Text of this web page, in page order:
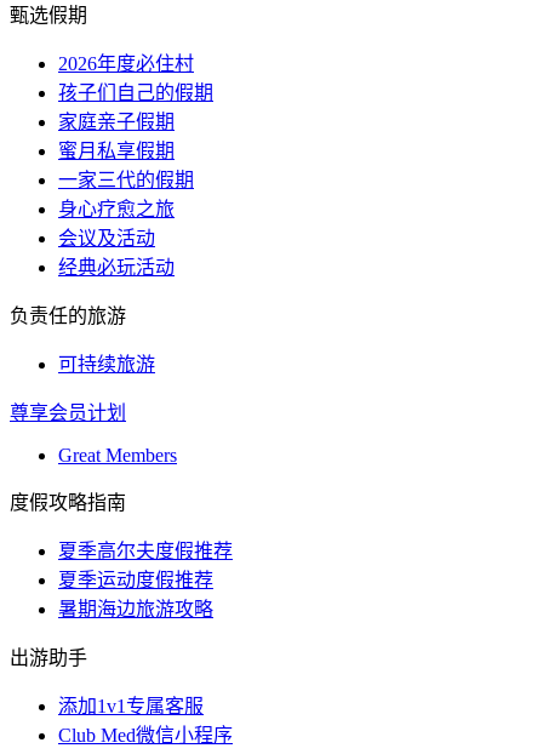
甄选假期
2026年度必住村
孩子们自己的假期
家庭亲子假期
蜜月私享假期
一家三代的假期
身心疗愈之旅
会议及活动
经典必玩活动
负责任的旅游
可持续旅游
尊享会员计划
Great Members
度假攻略指南
夏季高尔夫度假推荐
夏季运动度假推荐
暑期海边旅游攻略
出游助手
添加1v1专属客服
Club Med微信小程序